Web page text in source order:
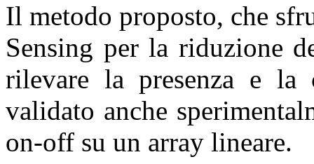
Il metodo proposto, che
Sensing per la riduzione
rilevare la presenza e la
validato anche
on-off su un array lineare.